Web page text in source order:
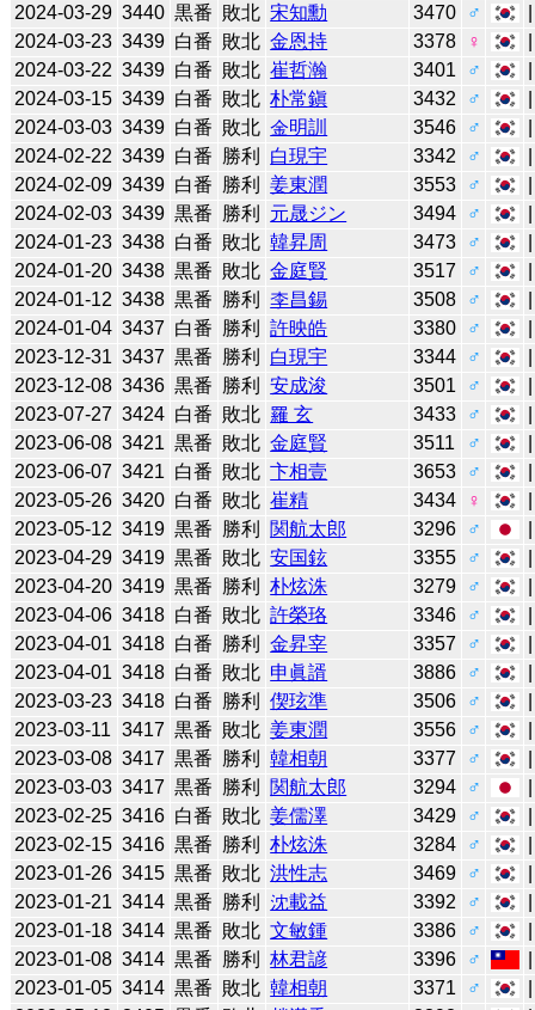
2024-03-29 3440 黒番 敗北 宋知勳 3470 ♂
2024-03-23 3439 白番 敗北 金恩持 3378 ♀
2024-03-22 3439 白番 敗北 崔哲瀚 3401 ♂
2024-03-15 3439 白番 敗北 朴常鎭 3432 ♂
2024-03-03 3439 白番 敗北 金明訓 3546 ♂
2024-02-22 3439 白番 勝利 白現宇 3342 ♂
2024-02-09 3439 白番 勝利 姜東潤 3553 ♂
2024-02-03 3439 黒番 勝利 元晟ジン 3494 ♂
2024-01-23 3438 白番 敗北 韓昇周 3473 ♂
2024-01-20 3438 黒番 敗北 金庭賢 3517 ♂
2024-01-12 3438 黒番 勝利 李昌錫 3508 ♂
2024-01-04 3437 白番 勝利 許映皓 3380 ♂
2023-12-31 3437 黒番 勝利 白現宇 3344 ♂
2023-12-08 3436 黒番 勝利 安成浚 3501 ♂
2023-07-27 3424 白番 敗北 羅 玄 3433 ♂
2023-06-08 3421 黒番 敗北 金庭賢 3511 ♂
2023-06-07 3421 白番 敗北 卞相壹 3653 ♂
2023-05-26 3420 白番 敗北 崔精 3434 ♀
2023-05-12 3419 黒番 勝利 関航太郎 3296 ♂
2023-04-29 3419 黒番 敗北 安国鉉 3355 ♂
2023-04-20 3419 黒番 勝利 朴炫洙 3279 ♂
2023-04-06 3418 白番 敗北 許榮珞 3346 ♂
2023-04-01 3418 白番 勝利 金昇宰 3357 ♂
2023-04-01 3418 白番 敗北 申眞諝 3886 ♂
2023-03-23 3418 白番 勝利 偰玹準 3506 ♂
2023-03-11 3417 黒番 敗北 姜東潤 3556 ♂
2023-03-08 3417 黒番 勝利 韓相朝 3377 ♂
2023-03-03 3417 黒番 勝利 関航太郎 3294 ♂
2023-02-25 3416 白番 敗北 姜儒澤 3429 ♂
2023-02-15 3416 黒番 勝利 朴炫洙 3284 ♂
2023-01-26 3415 黒番 敗北 洪性志 3469 ♂
2023-01-21 3414 黒番 勝利 沈載益 3392 ♂
2023-01-18 3414 黒番 敗北 文敏鍾 3386 ♂
2023-01-08 3414 黒番 勝利 林君諺 3396 ♂
2023-01-05 3414 黒番 敗北 韓相朝 3371 ♂